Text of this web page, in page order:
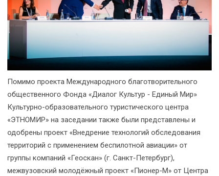
Помимо проекта Международного благотворительного
общественного Фонда «Диалог Культур - Единый Мир»
Культурно-образовательного туристического центра
«ЭТНОМИР» на заседании также были представлены и
одобрены проект «Внедрение технологий обследования
территорий с применением беспилотной авиации» от
группы компаний «Геоскан» (г. Санкт-Петербург),
межвузовский молодёжный проект «Пионер-М» от Центра